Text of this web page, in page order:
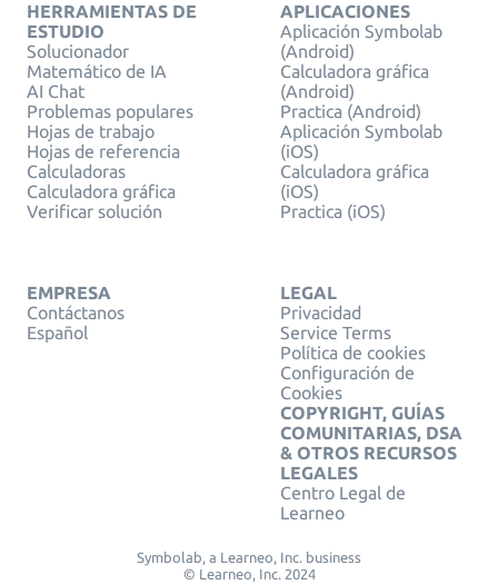
HERRAMIENTAS DE
ESTUDIO
Solucionador
Matemático de IA
AI Chat
Problemas populares
Hojas de trabajo
Hojas de referencia
Calculadoras
Calculadora gráfica
Verificar solución
APLICACIONES
Aplicación Symbolab
(Android)
Calculadora gráfica
(Android)
Practica (Android)
Aplicación Symbolab
(iOS)
Calculadora gráfica
(iOS)
Practica (iOS)
EMPRESA
Contáctanos
Español
LEGAL
Privacidad
Service Terms
Política de cookies
Configuración de
Cookies
COPYRIGHT, GUÍAS
COMUNITARIAS, DSA
& OTROS RECURSOS
LEGALES
Centro Legal de
Learneo
Symbolab, a Learneo, Inc. business
© Learneo, Inc. 2024